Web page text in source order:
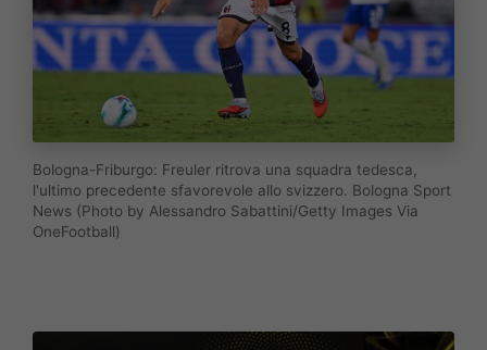
Bologna-Friburgo: Freuler ritrova una squadra tedesca,
l'ultimo precedente sfavorevole allo svizzero. Bologna Sport
News (Photo by Alessandro Sabattini/Getty Images Via
OneFootball)